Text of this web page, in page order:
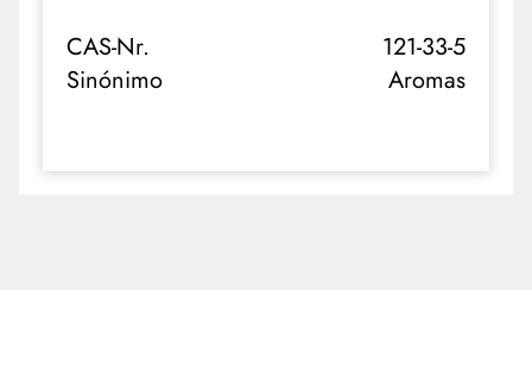
Edulcorantes / Sustitutos del Azúcar
CAS-Nr.
121-33-5
Sinónimo
Aromas